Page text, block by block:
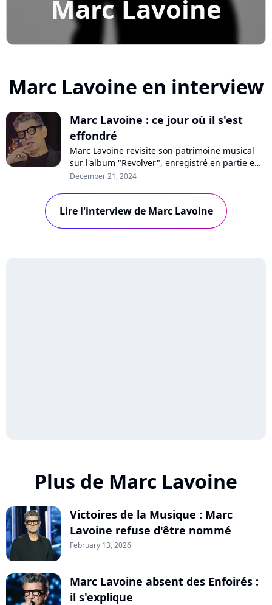
Marc Lavoine
Marc Lavoine en interview
Marc Lavoine : ce jour où il s'est
effondré
Marc Lavoine revisite son patrimoine musical
sur l'album "Revolver", enregistré en partie en
Bulgarie. Un voyage qui a saisi au coeur le
format interview "En privé" avec Purecharts.
December 21, 2024
Lire l'interview de Marc Lavoine
Plus de Marc Lavoine
Victoires de la Musique : Marc
Lavoine refuse d'être nommé
February 13, 2026
Marc Lavoine absent des Enfoirés :
il s'explique